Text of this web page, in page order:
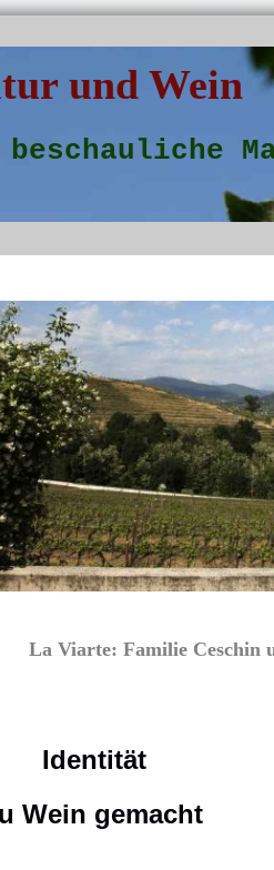
und Wein
beschauliche
La Viarte: Familie Ceschin
Identität
Wein gemacht